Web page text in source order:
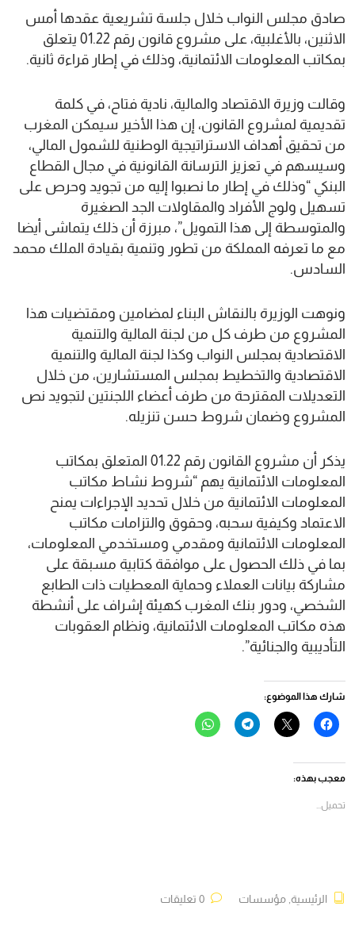
صادق مجلس النواب خلال جلسة تشريعية عقدها أمس
الاثنين، بالأغلبية، على مشروع قانون رقم 01.22 يتعلق
بمكاتب المعلومات الائتمانية، وذلك في إطار قراءة ثانية.
وقالت وزيرة الاقتصاد والمالية، نادية فتاح، في كلمة
تقديمية لمشروع القانون، إن هذا الأخير سيمكن المغرب
من تحقيق أهداف الاستراتيجية الوطنية للشمول المالي،
وسيسهم في تعزيز الترسانة القانونية في مجال القطاع
البنكي “وذلك في إطار ما نصبوا إليه من تجويد وحرص على
تسهيل ولوج الأفراد والمقاولات الجد الصغيرة
والمتوسطة إلى هذا التمويل”، مبرزة أن ذلك يتماشى أيضا
مع ما تعرفه المملكة من تطور وتنمية بقيادة الملك محمد
السادس.
ونوهت الوزيرة بالنقاش البناء لمضامين ومقتضيات هذا
المشروع من طرف كل من لجنة المالية والتنمية
الاقتصادية بمجلس النواب وكذا لجنة المالية والتنمية
الاقتصادية والتخطيط بمجلس المستشارين، من خلال
التعديلات المقترحة من طرف أعضاء اللجنتين لتجويد نص
المشروع وضمان شروط حسن تنزيله.
يذكر أن مشروع القانون رقم 01.22 المتعلق بمكاتب
المعلومات الائتمانية يهم “شروط نشاط مكاتب
المعلومات الائتمانية من خلال تحديد الإجراءات يمنح
الاعتماد وكيفية سحبه، وحقوق والتزامات مكاتب
المعلومات الائتمانية ومقدمي ومستخدمي المعلومات،
بما في ذلك الحصول على موافقة كتابية مسبقة على
مشاركة بيانات العملاء وحماية المعطيات ذات الطابع
الشخصي، ودور بنك المغرب كهيئة إشراف على أنشطة
هذه مكاتب المعلومات الائتمانية، ونظام العقوبات
التأديبية والجنائية”.
شارك هذا الموضوع:
انقر
للمشاركة
(فتح
في
نافذة
النقر
للمشاركة
انقر
للمشاركة
انقر
للمشاركة
معجب بهذه:
تحميل...
الرئيسية مؤسسات